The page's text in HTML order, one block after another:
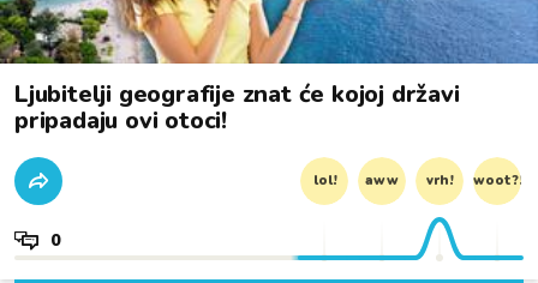
Ljubitelji geografije znat će kojoj državi
pripadaju ovi otoci!
lol! aww vrh! woot?!
0